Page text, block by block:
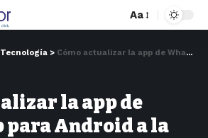
Aa
Tecnología > Cómo actualizar la app de WhatsApp para Android a la última versión
la app de
para Android a la